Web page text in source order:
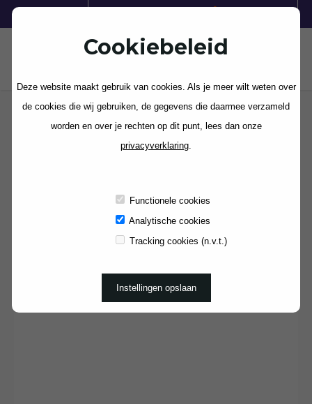
Stap 2: Verstuur een aanvraag door onderstaand
formulier in te vullen
ontvangt inloggegevens per e-mail
en beheer uw eigen uitjes
Cookiebeleid
Deze website maakt gebruik van cookies. Als je meer wilt weten over
de cookies die wij gebruiken, de gegevens die daarmee verzameld
worden en over je rechten op dit punt, lees dan onze
privacyverklaring.
Functionele cookies
Analytische cookies
Tracking cookies (n.v.t.)
Instellingen opslaan